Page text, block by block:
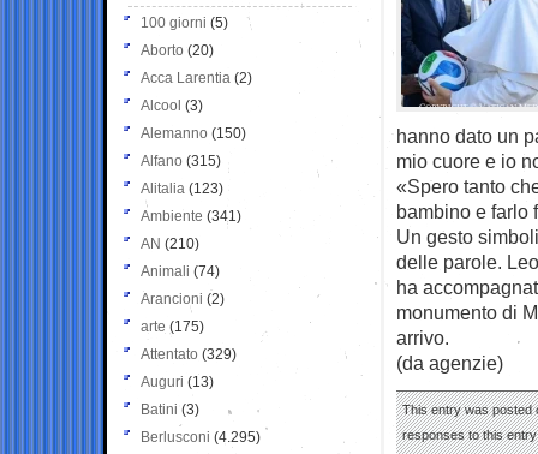
hanno dato un
mio cuore e io
«Spero tanto
bambino e farlo
Un gesto
delle parole.
ha
monumento di
arrivo.
(da agenzie)
This entry was posted
responses to this
100 giorni (5)
Aborto (20)
Acca Larentia (2)
Alcool (3)
Alemanno (150)
Alfano (315)
Alitalia (123)
Ambiente (341)
AN (210)
Animali (74)
Arancioni (2)
arte (175)
Attentato (329)
Auguri (13)
Batini (3)
Berlusconi (4.295)